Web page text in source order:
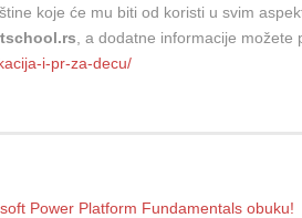
koje će mu biti od koristi u svim
, a dodatne informacije možete
i-pr-za-decu/
Power Platform Fundamentals obuku!